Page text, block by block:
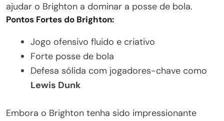
ajudar o Brighton a dominar a posse de bola.
Pontos Fortes do Brighton:
Jogo ofensivo fluido e criativo
Forte posse de bola
Defesa sólida com jogadores-chave como
Lewis Dunk
Embora o Brighton tenha sido impressionante